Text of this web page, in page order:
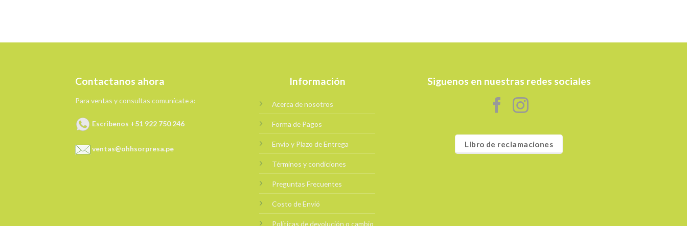
Contactanos ahora
Para ventas y consultas comunícate a:
Escribenos +51 922 750 246
ventas@ohhsorpresa.pe
Información
Acerca de nosotros
Forma de Pagos
Envio y Plazo de Entrega
Términos y condiciones
Preguntas Frecuentes
Costo de Envió
Políticas de devolución o cambio
Siguenos en nuestras redes sociales
LIbro de reclamaciones